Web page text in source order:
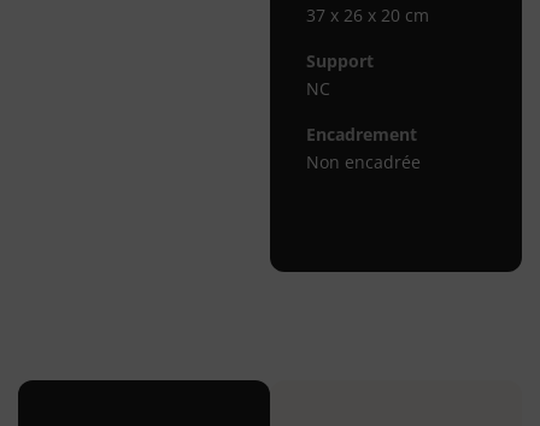
37 x 26 x 20 cm
Support
NC
Encadrement
Non encadrée